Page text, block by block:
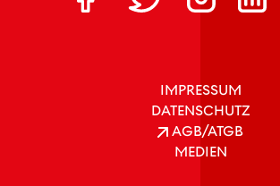
IMPRESSUM
DATENSCHUTZ
AGB/ATGB
MEDIEN